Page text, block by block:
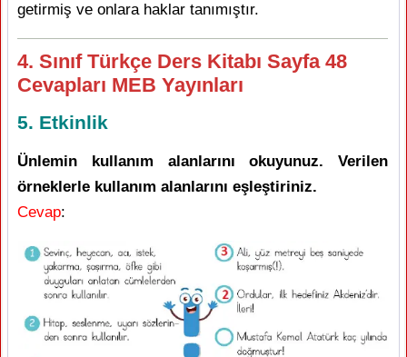
getirmiş ve onlara haklar tanımıştır.
4. Sınıf Türkçe Ders Kitabı Sayfa 48
Cevapları MEB Yayınları
5. Etkinlik
Ünlemin kullanım alanlarını okuyunuz. Verilen
örneklerle kullanım alanlarını eşleştiriniz.
Cevap: